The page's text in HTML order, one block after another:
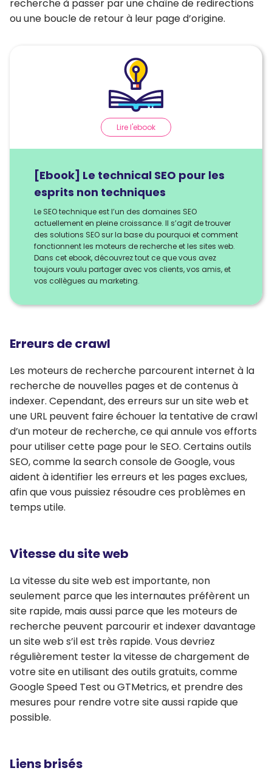
recherche à passer par une chaîne de redirections
ou une boucle de retour à leur page d’origine.
[Ebook] Le technical SEO pour les
esprits non techniques
Le SEO technique est l’un des domaines SEO
actuellement en pleine croissance. Il s’agit de trouver
des solutions SEO sur la base du pourquoi et comment
fonctionnent les moteurs de recherche et les sites web.
Dans cet ebook, découvrez tout ce que vous avez
toujours voulu partager avec vos clients, vos amis, et
vos collègues au marketing.
Lire l'ebook
Erreurs de crawl
Les moteurs de recherche parcourent internet à la
recherche de nouvelles pages et de contenus à
indexer. Cependant, des erreurs sur un site web et
une URL peuvent faire échouer la tentative de crawl
d’un moteur de recherche, ce qui annule vos efforts
pour utiliser cette page pour le SEO. Certains outils
SEO, comme la search console de Google, vous
aident à identifier les erreurs et les pages exclues,
afin que vous puissiez résoudre ces problèmes en
temps utile.
Vitesse du site web
La vitesse du site web est importante, non
seulement parce que les internautes préfèrent un
site rapide, mais aussi parce que les moteurs de
recherche peuvent parcourir et indexer davantage
un site web s’il est très rapide. Vous devriez
régulièrement tester la vitesse de chargement de
votre site en utilisant des outils gratuits, comme
Google Speed Test ou GTMetrics, et prendre des
mesures pour rendre votre site aussi rapide que
possible.
Liens brisés